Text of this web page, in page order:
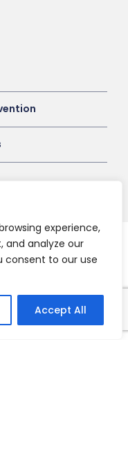
experience,
and analyze our
consent to our use
Accept All
Reserved